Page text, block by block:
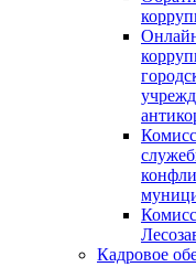
Кадровое